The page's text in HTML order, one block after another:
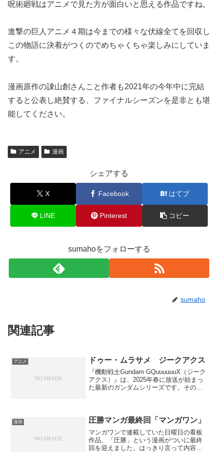
呪術廻戦はアニメで見た方が面白いと思える作品ですね。
進撃の巨人アニメ４期は今までの様々な伏線全てを回収し
この物語に決着がつくのでめちゃくちゃ楽しみにしていま
す。
漫画原作の諌山創さんこと作者も2021年の今年中に完結
すると公表し絶賛する、ファイナルシーズンを是非とも堪
能してください。
アニメ 漫画
シェアする
X Facebook はてブ
LINE Pinterest コピー
sumahoをフォローする
sumaho
関連記事
アニメ ドゥー・ムラサメ ジークアクス
『機動戦士Gundam GQuuuuuuX（ジーク
アクス）』は、2025年春に放送が始まっ
た最新のガンダムシリーズです。その中
ファンの...
漫画 圧勝マンガ最終回「マンガワン」
マンガワンで連載していた日曜日の看板
作品、「圧勝」という漫画がついに最終
回を迎えました。はっきり言って内容は